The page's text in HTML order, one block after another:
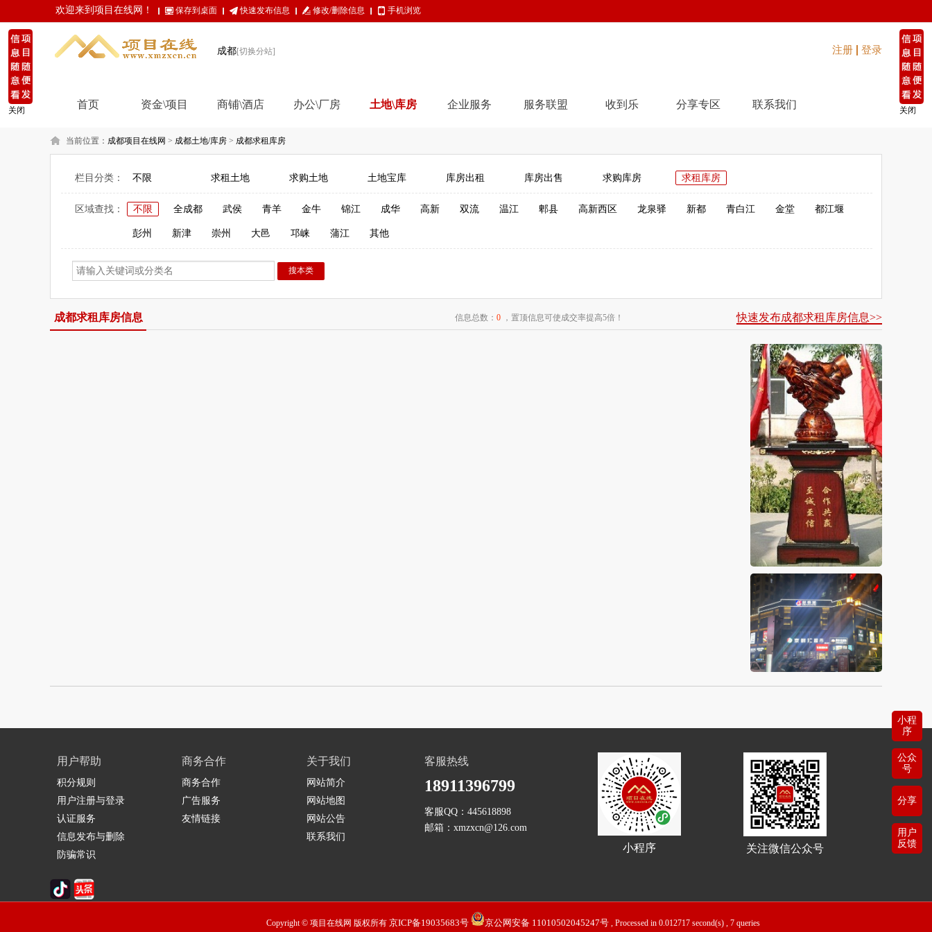
欢迎来到项目在线网！ 保存到桌面 快速发布信息 修改/删除信息 手机浏览
成都[切换分站] 登录
注册
首页 资金\项目 商铺\酒店 办公\厂房 土地\库房 企业服务 服务联盟 收到乐 分享专区 联系我们
当前位置： 成都项目在线网 > 成都土地/库房 > 成都求租库房
栏目分类： 不限 求租土地 求购土地 土地宝库 库房出租 库房出售 求购库房 求租库房
区域查找： 不限 全成都 武侯 青羊 金牛 锦江 成华 高新 双流 温江 郫县 高新西区 龙泉驿 新都 青白江 金堂 都江堰
彭州 新津 崇州 大邑 邛崃 蒲江 其他
成都求租库房信息 信息总数： 0，置顶信息可使成交率提高5倍！ 快速发布成都求租库房信息>>
关闭 关闭
用户帮助
积分规则
用户注册与登录
认证服务
信息发布与删除
防骗常识
商务合作
商务合作
广告服务
友情链接
关于我们
网站简介
网站地图
网站公告
联系我们
客服热线
18911396799
客服QQ： 445618898
邮箱： xmzxcn@126.com
小程序 关注微信公众号
Copyright © 项目在线网 版权所有 京ICP备19035683号 京公网安备 11010502045247号 , Processed in 0.012717 second(s) , 7 queries
小程
序
公众
号
分享
用户
反馈